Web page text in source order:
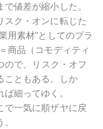
値差が縮小した。
スク・オンに転じた
用素材"としてのプラ
商品（コモディティ
ので、リスク・オフ
こともある。しか
細ってゆく。
で一気に順ザヤに戻